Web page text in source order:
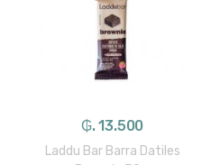
₲. 13.500
Laddu Bar Barra Datiles